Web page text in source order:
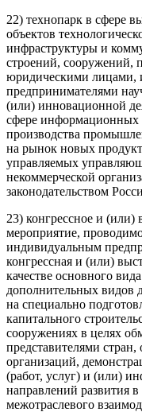
22) технопарк в сфере
объектов
инфраструктуры и
строений, сооружений,
юридическими лицами,
предпринимателями
(или) инновационной
сфере информационных
производства
на рынок новых
управляемых
некоммерческой
законодательством
23) конгрессное и (или)
мероприятие,
индивидуальным
конгрессная и (или)
качестве основного
дополнительных видов
на специально
капитального
сооружениях в целях
представителями
организаций,
(работ, услуг) и (или)
направлений развития
межотраслевого